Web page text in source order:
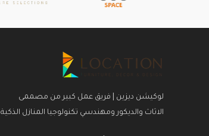
لوكيشن ديزين | فريق عمل كبير من مصممى
الاثاث والديكور ومهندسي تكنولوجيا المنازل الذكية